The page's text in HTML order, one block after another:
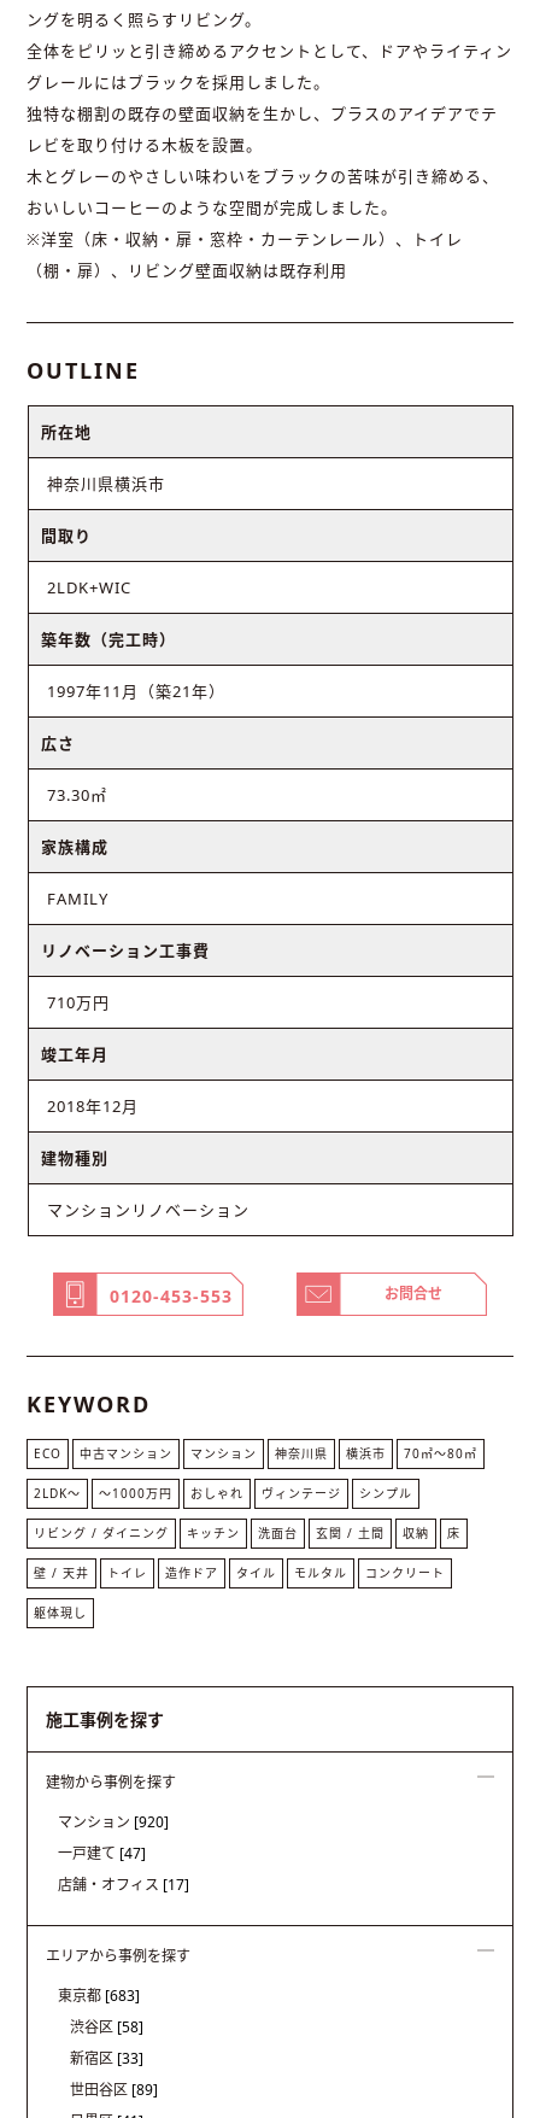
ングを明るく照らすリビング。
全体をピリッと引き締めるアクセントとして、ドアやライティン
グレールにはブラックを採用しました。
独特な棚割の既存の壁面収納を生かし、プラスのアイデアでテ
レビを取り付ける木板を設置。
木とグレーのやさしい味わいをブラックの苦味が引き締める、
おいしいコーヒーのような空間が完成しました。
※洋室（床・収納・扉・窓枠・カーテンレール）、トイレ
（棚・扉）、リビング壁面収納は既存利用
OUTLINE
所在地
神奈川県横浜市
間取り
2LDK+WIC
築年数（完工時）
1997年11月（築21年）
広さ
73.30㎡
家族構成
FAMILY
リノベーション工事費
710万円
竣工年月
2018年12月
建物種別
マンションリノベーション
0120-453-553 お問合せ
KEYWORD
ECO 中古マンション マンション 神奈川県 横浜市 70㎡〜80㎡
2LDK〜 〜1000万円 おしゃれ ヴィンテージ シンプル
リビング / ダイニング キッチン 洗面台 玄関 / 土間 収納 床
壁 / 天井 トイレ 造作ドア タイル モルタル コンクリート
躯体現し
施工事例を探す
建物から事例を探す
マンション [920]
一戸建て [47]
店舗・オフィス [17]
エリアから事例を探す
東京都 [683]
渋谷区 [58]
新宿区 [33]
世田谷区 [89]